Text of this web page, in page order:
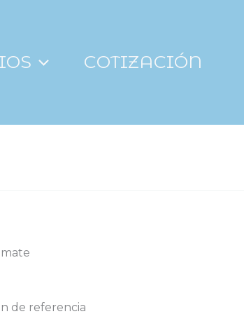
COTIZACIÓN
de referencia